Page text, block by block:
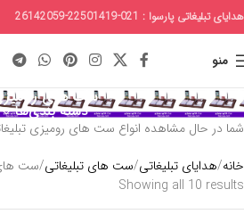
هدایای تبلیغاتی پارسوا : 021-22501419-26142059
منو
ست های
دسته بندی‌ها
شما در حال مشاهده انواع ست های رومیزی
خانه هدایای تبلیغاتی ست های تبلیغاتی ست
Showing all 10 results